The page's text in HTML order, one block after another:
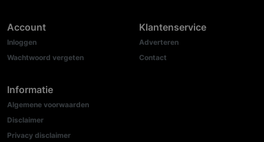
Account
Inloggen
Wachtwoord vergeten
Informatie
Algemene voorwaarden
Disclaimer
Privacy disclaimer
Klantenservice
Adverteren
Contact